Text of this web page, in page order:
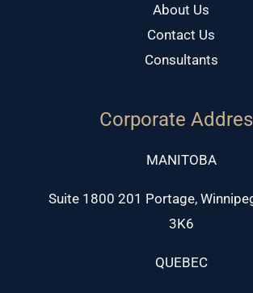
About Us
Contact Us
Consultants
Corporate
MANITOBA
Suite 1800 201 Portage,
3K6
QUEBEC